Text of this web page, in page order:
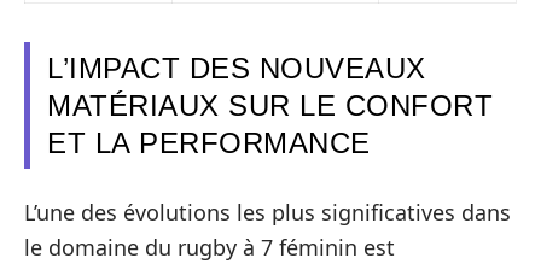
L’IMPACT DES NOUVEAUX
MATÉRIAUX SUR LE CONFORT
ET LA PERFORMANCE
L’une des évolutions les plus significatives dans
le domaine du rugby à 7 féminin est